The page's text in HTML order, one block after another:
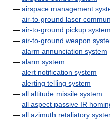
— airspace management
— air-to-ground laser
— air-to-ground pickup system
— air-to-ground weapon
— alarm annunciation system
— alarm system
— alert notification system
— alerting telling system
— all altitude missile system
— all aspect passive IR
— all azimuth retaliatory